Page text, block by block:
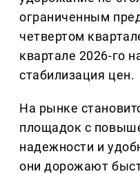
ограниченным
четвертом
квартале 2026-го
стабилизация цен.
На рынке
площадок с
надежности и
они дорожают